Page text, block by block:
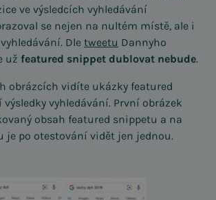
ve výsledcích vyhledávání
se nejen na nultém místě, ale i
Dle tweetu Dannyho
už featured snippet dublovat nebude.
obrázcích vidíte ukázky featured
vyhledávání. První obrázek
obsah featured snippetu a na
je po otestování vidět jen jednou.